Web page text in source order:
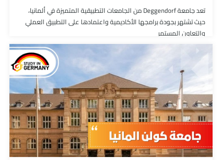
تعد جامعة Deggendorf من الجامعات التطبيقية المتميزة في ألمانيا،
حيث تشتهر بجودة برامجها الأكاديمية واعتمادها على التطبيق العملي
والتعاون المستمر